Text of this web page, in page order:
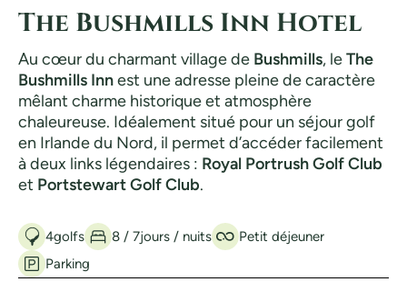
The Bushmills Inn Hotel
Au cœur du charmant village de Bushmills, leThe
Bushmills Innest une adresse pleine de caractère
mêlant charme historique et atmosphère
chaleureuse. Idéalement situé pour un séjour golf
en Irlande du Nord, il permet d’accéder facilement
à deux links légendaires : Royal Portrush Golf Club
et Portstewart Golf Club.
4golfs 8 / 7jours / nuits
Petit déjeuner
Parking